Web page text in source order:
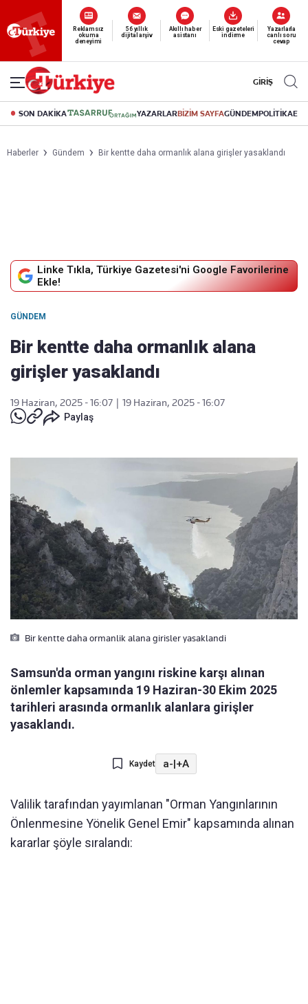
Reklamsız
okuma
deneyimi
56 yıllık
dijital arşiv
Akıllı haber
asistanı
Eski gazeteleri
indirme
Yazarlarla
canlı soru
cevap
GİRİŞ
SON DAKİKA YAZARLARBİZİM SAYFAGÜNDEMPOLİTİKA
Haberler Gündem Bir kentte daha ormanlık alana girişler yasaklandı
Linke Tıkla, Türkiye Gazetesi'ni Google Favorilerine
Ekle!
GÜNDEM
Bir kentte daha ormanlık alana
girişler yasaklandı
19 Haziran, 2025 - 16:07
19 Haziran, 2025 - 16:07
Paylaş
Bir kentte daha ormanlik alana girisler yasaklandi
Samsun'da orman yangını riskine karşı alınan
önlemler kapsamında 19 Haziran-30 Ekim 2025
tarihleri arasında ormanlık alanlara girişler
yasaklandı.
Kaydet a-|+A
Valilik tarafından yayımlanan "Orman Yangınlarının
Önlenmesine Yönelik Genel Emir" kapsamında alınan
kararlar şöyle sıralandı: